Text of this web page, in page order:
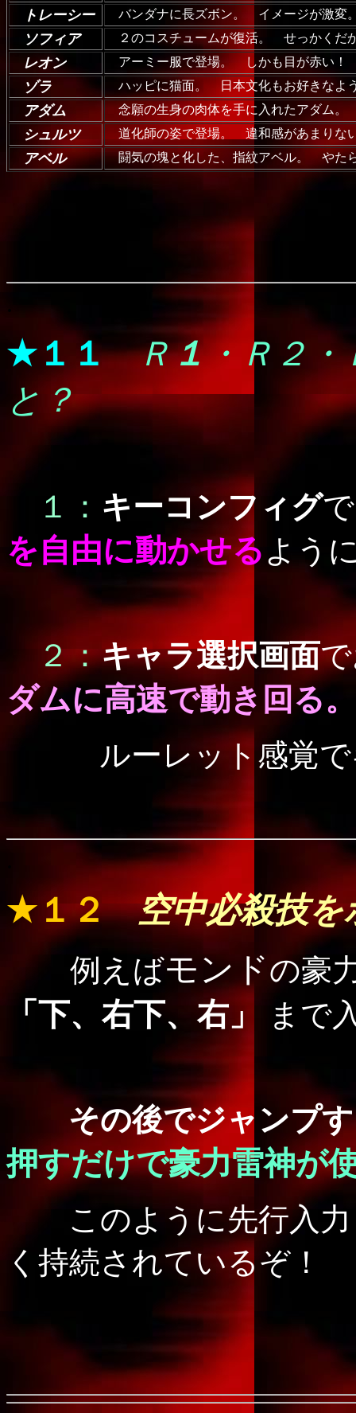
トレーシー バンダナに長ズボン。 イメージが激変
ソフィア ２のコスチュームが復活。 せっかくだ
レオン アーミー服で登場。 しかも目が赤い！
ゾラ ハッピに猫面。 日本文化もお好きなよ
アダム 念願の生身の肉体を手に入れたアダム
シュルツ 道化師の姿で登場。 違和感があまりな
アベル 闘気の塊と化した、指紋アベル。 やた
★１１ Ｒ１・Ｒ２・
と？
１： キーコンフィグ
を自由に動かせる よう
２：キャラ選択画面
ダムに高速で動き回る。
ルーレット感覚
★１２ 空中必殺技
例えばモンドの豪
「下、右下、右」 まで
その後でジャンプす
押すだけで豪力雷神が
このように先行入力
く持続されているぞ！